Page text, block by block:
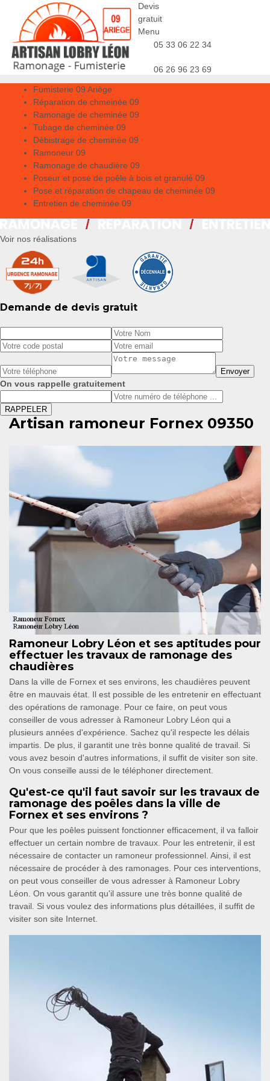
Devis
gratuit
Menu
05 33 06 22 34
06 26 96 23 69
Fumisterie 09 Ariège
Réparation de chmeinée 09
Ramonage de cheminée 09
Tubage de cheminée 09
Débistrage de cheminée 09
Ramoneur 09
Ramonage de chaudière 09
Poseur et pose de poêle à bois et granulé 09
Pose et réparation de chapeau de cheminée 09
Entretien de cheminée 09
Voir nos réalisations
Demande de devis gratuit
On vous rappelle gratuitement
Artisan ramoneur Fornex 09350
Ramoneur Lobry Léon et ses aptitudes pour
effectuer les travaux de ramonage des
chaudières
Dans la ville de Fornex et ses environs, les chaudières peuvent
être en mauvais état. Il est possible de les entretenir en effectuant
des opérations de ramonage. Pour ce faire, on peut vous
conseiller de vous adresser à Ramoneur Lobry Léon qui a
plusieurs années d'expérience. Sachez qu'il respecte les délais
impartis. De plus, il garantit une très bonne qualité de travail. Si
vous avez besoin d'autres informations, il suffit de visiter son site.
On vous conseille aussi de le téléphoner directement.
Qu'est-ce qu'il faut savoir sur les travaux de
ramonage des poêles dans la ville de
Fornex et ses environs ?
Pour que les poêles puissent fonctionner efficacement, il va falloir
effectuer un certain nombre de travaux. Pour les entretenir, il est
nécessaire de contacter un ramoneur professionnel. Ainsi, il est
nécessaire de procéder à des ramonages. Pour ces interventions,
on peut vous conseiller de vous adresser à Ramoneur Lobry
Léon. On vous garantit qu'il assure une très bonne qualité de
travail. Si vous voulez des informations plus détaillées, il suffit de
visiter son site Internet.